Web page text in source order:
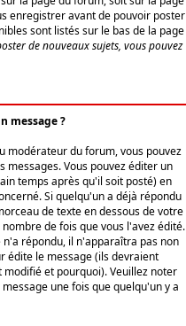
enregistrer avant de pouvoir poster
sont listés sur le bas de la page
de nouveaux sujets, vous pouvez
message ?
modérateur du forum, vous pouvez
Vous pouvez éditer un
temps après qu'il soit posté) en
Si quelqu'un a déjà répondu
de texte en dessous de votre
de fois que vous l'avez édité.
répondu, il n'apparaîtra pas non
édite le message (ils devraient
et pourquoi). Veuillez noter
une fois que quelqu'un y a